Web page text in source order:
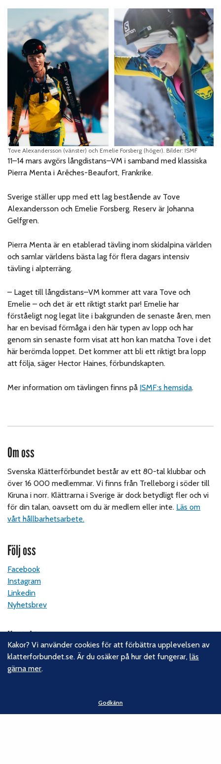
Tove Alexandersson (vänster) och Emelie Forsberg (höger). Bilder: ISMF
11–14 mars avgörs långdistans–VM i samband med klassiska
Pierra Menta i Arêches-Beaufort, Frankrike.
Sverige ställer upp med ett lag bestående av Tove
Alexandersson och Emelie Forsberg. Reserv är Johanna
Gelfgren.
Pierra Menta är en etablerad tävling inom skidalpina världen
och samlar världens bästa lag för flera dagars intensiv
tävling i alpterräng.
– Laget till långdistans–VM kommer att vara Tove och
Emelie – och det är ett riktigt starkt par! Emelie har
förståeligt nog legat lite i bakgrunden de senaste åren, men
har en bevisad förmåga i den här typen av lopp och har
genom sin senaste form visat att hon kan matcha Tove i det
här berömda loppet. Det kommer att bli ett riktigt bra lopp
att följa, säger Hector Haines, förbundskapten.
Mer information om tävlingen finns på ISMF:s hemsida.
Om oss
Svenska Klätterförbundet består av ett 80-tal klubbar och
över 16 000 medlemmar. Vi finns från Trelleborg i söder till
Kiruna i norr. Klättrarna i Sverige är dock betydligt fler och vi
för din talan, oavsett om du är medlem eller inte. Läs om
vårt hållbarhetsarbete.
Följ oss
Facebook
Instagram
Linkedin
Nyhetsbrev
Kontakt
Svenska Klätterförbundet
Gotlandsgatan 46
kansliet@klatterforbundet.rf.se
Övriga kontaktuppgifter
Kakor? Vi använder cookies för att förbättra upplevelsen av
klatterforbundet.se. Är du osäker på hur det fungerar,läs
gärna mer.
Godkänn